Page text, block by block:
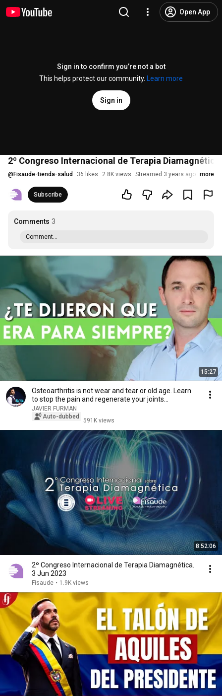
Open App
Sign in to confirm you’re not a bot
This helps protect our community.
Learn more
Sign in
2º Congreso Internacional de Terapia
@ Fisaude-tienda-salud 36 likes 2.8K views Streamed 3 years ago more
Subscribe
Comments 3
Comment...
15:27
Osteoarthritis is not wear and tear or old age. Learn
to stop the pain and regenerate your joints...
JAVIER FURMAN
Auto-dubbed
591K views
8:52:06
2º Congreso Internacional de Terapia Diamagnética.
3 Jun 2023
Fisaude • 1.9K views